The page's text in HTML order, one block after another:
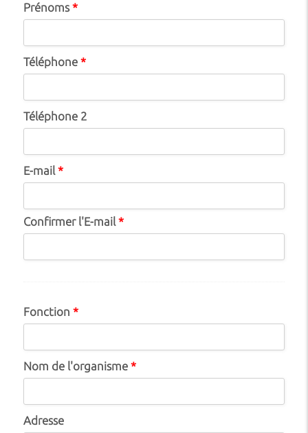
Prénoms*
Téléphone *
Téléphone 2
E-mail*
Confirmer l'E-mail*
Fonction *
Nom de l'organisme *
Adresse